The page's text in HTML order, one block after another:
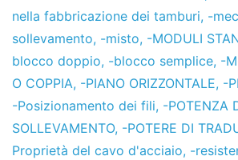
nella fabbricazione dei tamburi, -
sollevamento, -misto, -MODULI
blocco doppio, -blocco semplice, -
O COPPIA, -PIANO ORIZZONTALE, -
-Posizionamento dei fili, -POTENZA
SOLLEVAMENTO, -POTERE DI
Proprietà del cavo d'acciaio, -